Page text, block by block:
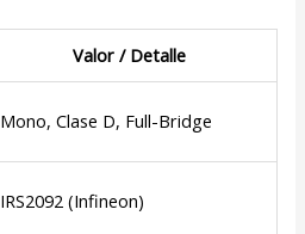
Valor / Detalle
Mono, Clase D, Full-Bridge
IRS2092 (Infineon)